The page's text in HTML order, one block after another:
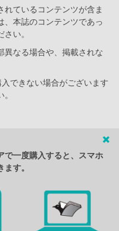
ているコンテンツが含ま
、本誌のコンテンツであっ
い。
なる場合や、掲載されな
できない場合がございます
で一度購入すると、スマホ
す。